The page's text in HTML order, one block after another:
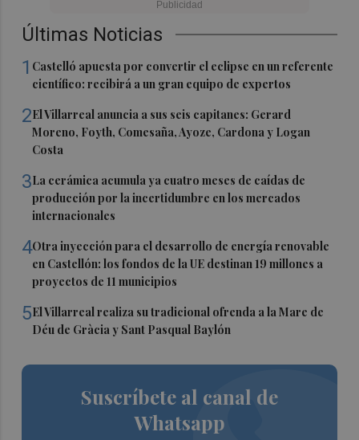
Últimas Noticias
1 Castelló apuesta por convertir el eclipse en un referente
científico: recibirá a un gran equipo de expertos
2El Villarreal anuncia a sus seis capitanes: Gerard
Moreno, Foyth, Comesaña, Ayoze, Cardona y Logan
Costa
3La cerámica acumula ya cuatro meses de caídas de
producción por la incertidumbre en los mercados
internacionales
4Otra inyección para el desarrollo de energía renovable
en Castellón: los fondos de la UE destinan 19 millones a
proyectos de 11 municipios
5El Villarreal realiza su tradicional ofrenda a la Mare de
Déu de Gràcia y Sant Pasqual Baylón
Suscríbete al canal de
Whatsapp